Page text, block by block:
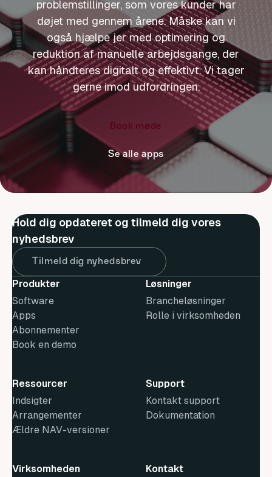
problemstillinger, som vores kunder har
døjet med gennem årene. Måske kan vi
også hjælpe jer med optimering og
reduktion af manuelle arbejdsgange, der
kan håndteres digitalt og effektivt. Vi tager
gerne imod udfordringen.
Book møde
Se alle apps
Hold dig opdateret og tilmeld dig vores
nyhedsbrev
Tilmeld dig nyhedsbrev
Produkter
Software
Apps
Abonnementer
Book en demo
Løsninger
Brancheløsninger
Rolle i virksomheden
Ressourcer
Indsigter
Arrangementer
Ældre NAV-versioner
Support
Kontakt support
Dokumentation
Virksomheden Kontakt